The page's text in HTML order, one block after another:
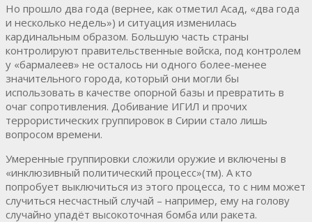
Но прошло два года (вернее, как отметил Асад, «два года
и несколько недель») и ситуация изменилась
кардинальным образом. Большую часть страны
контролируют правительственные войска, под контролем
у «бармалеев» не осталось ни одного более-менее
значительного города, который они могли бы
использовать в качестве опорной базы и превратить в
очаг сопротивления. Добивание ИГИЛ и прочих
террористических группировок в Сирии стало лишь
вопросом времени.
Умеренные группировки сложили оружие и включены в
«инклюзивный политический процесс»(тм). А кто
попробует выключиться из этого процесса, то с ним может
случиться несчастный случай – например, ему на голову
случайно упадёт высокоточная бомба или ракета.